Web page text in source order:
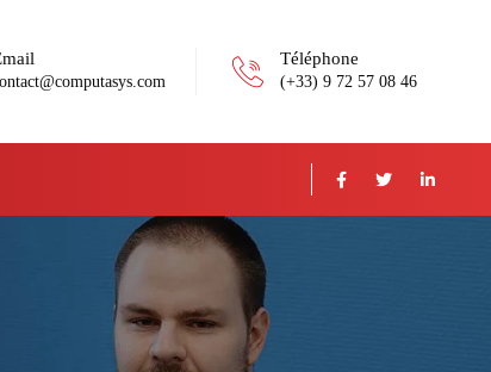
Téléphone
(+33) 9 72 57 08 46